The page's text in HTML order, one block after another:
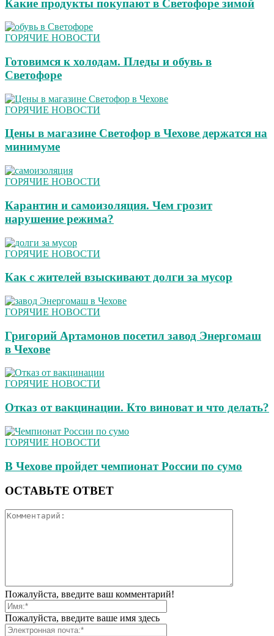
Какие продукты покупают в Светофоре зимой
ГОРЯЧИЕ НОВОСТИ
Готовимся к холодам. Пледы и обувь в
Светофоре
ГОРЯЧИЕ НОВОСТИ
Цены в магазине Светофор в Чехове держатся на
минимуме
ГОРЯЧИЕ НОВОСТИ
Карантин и самоизоляция. Чем грозит
нарушение режима?
ГОРЯЧИЕ НОВОСТИ
Как с жителей взыскивают долги за мусор
ГОРЯЧИЕ НОВОСТИ
Григорий Артамонов посетил завод Энергомаш
в Чехове
ГОРЯЧИЕ НОВОСТИ
Отказ от вакцинации. Кто виноват и что делать?
ГОРЯЧИЕ НОВОСТИ
В Чехове пройдет чемпионат России по сумо
ОСТАВЬТЕ ОТВЕТ
Пожалуйста, введите ваш комментарий!
Пожалуйста, введите ваше имя здесь